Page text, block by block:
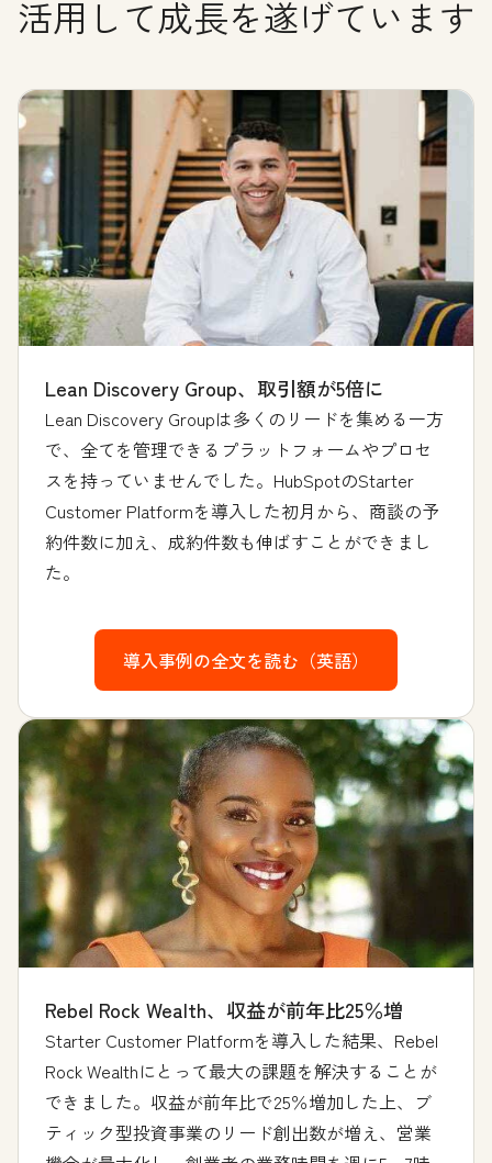
活用して成長を遂げています
Lean Discovery Group、取引額が5倍に
Lean Discovery Groupは多くのリードを集める一方
で、全てを管理できるプラットフォームやプロセ
スを持っていませんでした。HubSpotのStarter
Customer Platformを導入した初月から、商談の予
約件数に加え、成約件数も伸ばすことができまし
た。
導入事例の全文を読む（英語）
Rebel Rock Wealth、収益が前年比25％増
Starter Customer Platformを導入した結果、Rebel
Rock Wealthにとって最大の課題を解決することが
できました。収益が前年比で25％増加した上、ブ
ティック型投資事業のリード創出数が増え、営業